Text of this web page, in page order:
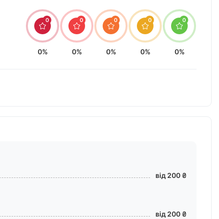
0
0%
0
0%
0
0%
0
0%
0
0%
від 200 ₴
від 200 ₴